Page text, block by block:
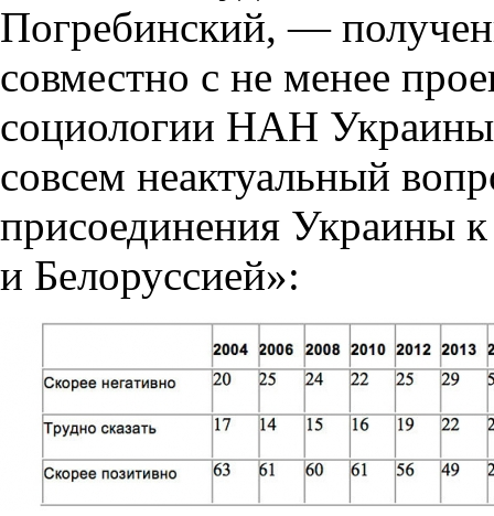
Погребинский, —
совместно с не менее
социологии НАН
совсем неактуальный
присоединения Украины
и Белоруссией»: